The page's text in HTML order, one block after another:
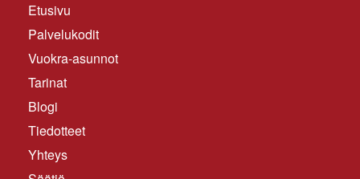
Etusivu
Palvelukodit
Vuokra-asunnot
Tarinat
Blogi
Tiedotteet
Yhteys